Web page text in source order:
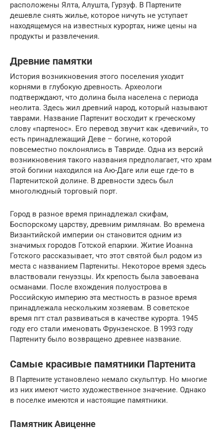
расположены Ялта, Алушта, Гурзуф. В Партените
дешевле снять жилье, которое ничуть не уступает
находящемуся на известных курортах, ниже цены на
продукты и развлечения.
Древние памятки
История возникновения этого поселения уходит
корнями в глубокую древность. Археологи
подтверждают, что долина была населена с периода
неолита. Здесь жил древний народ, который называют
таврами. Название Партенит восходит к греческому
слову «партенос». Его перевод звучит как «девичий», то
есть принадлежащий Деве – богине, которой
повсеместно поклонялись в Тавриде. Одна из версий
возникновения такого названия предполагает, что храм
этой богини находился на Аю-Даге или еще где-то в
Партенитской долине. В древности здесь был
многолюдный торговый порт.
Город в разное время принадлежал скифам,
Боспорскому царству, древним римлянам. Во времена
Византийской империи он становится одним из
значимых городов Готской епархии. Житие Иоанна
Готского рассказывает, что этот святой был родом из
места с названием Партениты. Некоторое время здесь
властвовали генуэзцы. Их крепость была завоевана
османами. После вхождения полуострова в
Российскую империю эта местность в разное время
принадлежала нескольким хозяевам. В советское
время пгт стал развиваться в качестве курорта. 1945
году его стали именовать Фрунзенское. В 1993 году
Партениту было возвращено древнее название.
Самые красивые памятники Партенита
В Партените установлено немало скульптур. Но многие
из них имеют чисто художественное значение. Однако
в поселке имеются и настоящие памятники.
Памятник Авиценне